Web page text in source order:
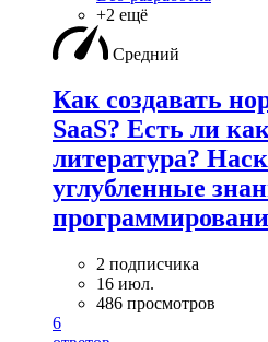
+2 ещё
Средний
Как создавать
SaaS? Есть ли
литература?
углубленные
2 подписчика
16 июл.
486 просмотров
6